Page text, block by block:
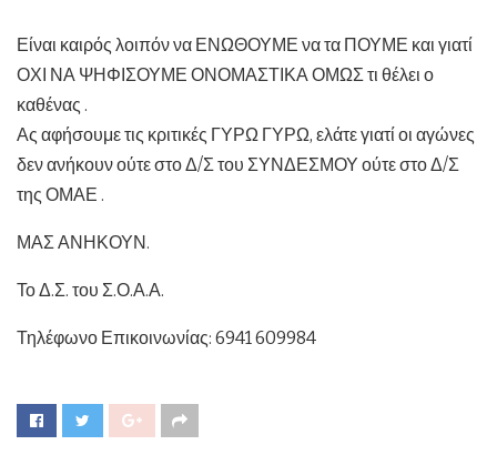
Είναι καιρός λοιπόν να ΕΝΩΘΟΥΜΕ να τα ΠΟΥΜΕ και γιατί
ΟΧΙ ΝΑ ΨΗΦΙΣΟΥΜΕ ΟΝΟΜΑΣΤΙΚΑ ΟΜΩΣ τι θέλει ο
καθένας .
Ας αφήσουμε τις κριτικές ΓΥΡΩ ΓΥΡΩ, ελάτε γιατί οι αγώνες
δεν ανήκουν ούτε στο Δ/Σ του ΣΥΝΔΕΣΜΟΥ ούτε στο Δ/Σ
της ΟΜΑΕ .
ΜΑΣ ΑΝΗΚΟΥΝ.
Το Δ.Σ. του Σ.Ο.Α.Α.
Τηλέφωνο Επικοινωνίας: 6941 609984